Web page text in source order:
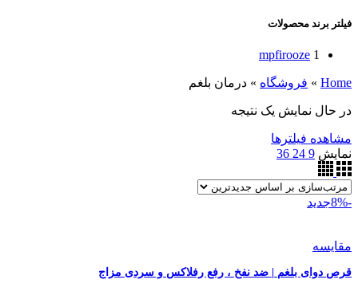
فیلتر برند محصولات
mpfirooze 1
Home
» فروشگاه » درمان بلغم
در حال نمایش یک نتیجه
مشاهده فیلترها
نمایش 9
24
36
-8% جدید
مقایسه
قرص دوای بلغم | ضد نفخ ، رفع رفلاکس و سردی مزاج